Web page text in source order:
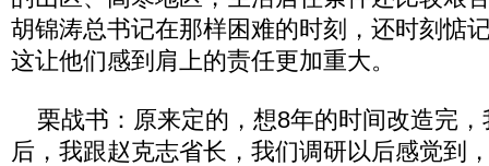
胡锦涛总书记在那样困难的时刻，还时刻惦
这让他们感到肩上的责任更加重大。
栗战书：原来定的，想8年的时间改造完，
后，我跟赵克志省长，我们调研以后感觉到